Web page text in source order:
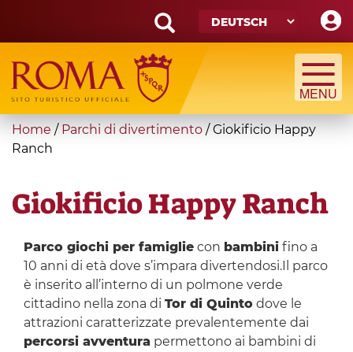
main
content
Search
form
Suche
You
are
Home / Parchi di divertimento /Giokificio Happy
Ranch
Giokificio Happy Ranch
Parco giochi per famigliecon bambinifino a
10 anni di età dove s’impara divertendosi.Il parco
è inserito all’interno di un polmone verde
cittadino nella zona di Tor di Quintodove le
attrazioni caratterizzate prevalentemente dai
percorsi avventura permettono ai bambini di